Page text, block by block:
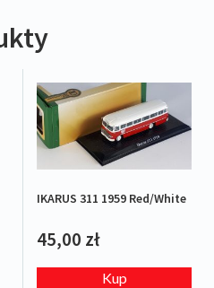
IKARUS 311 1959 Red/White
45,00 zł
Kup